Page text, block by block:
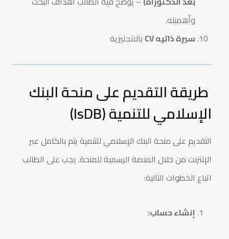
وأهميته.
سيرة ذاتيه CV
بالانجليزية
طريقة التقديم على منحة البنك
الإسلامي للتنمية (IsDB)
التقديم على منحة البنك الإسلامي للتنمية يتم بالكامل عبر
الإنترنت من خلال المنصة الرسمية للمنحة. يجب على الطالب
اتباع الخطوات التالية:
إنشاء حساب: